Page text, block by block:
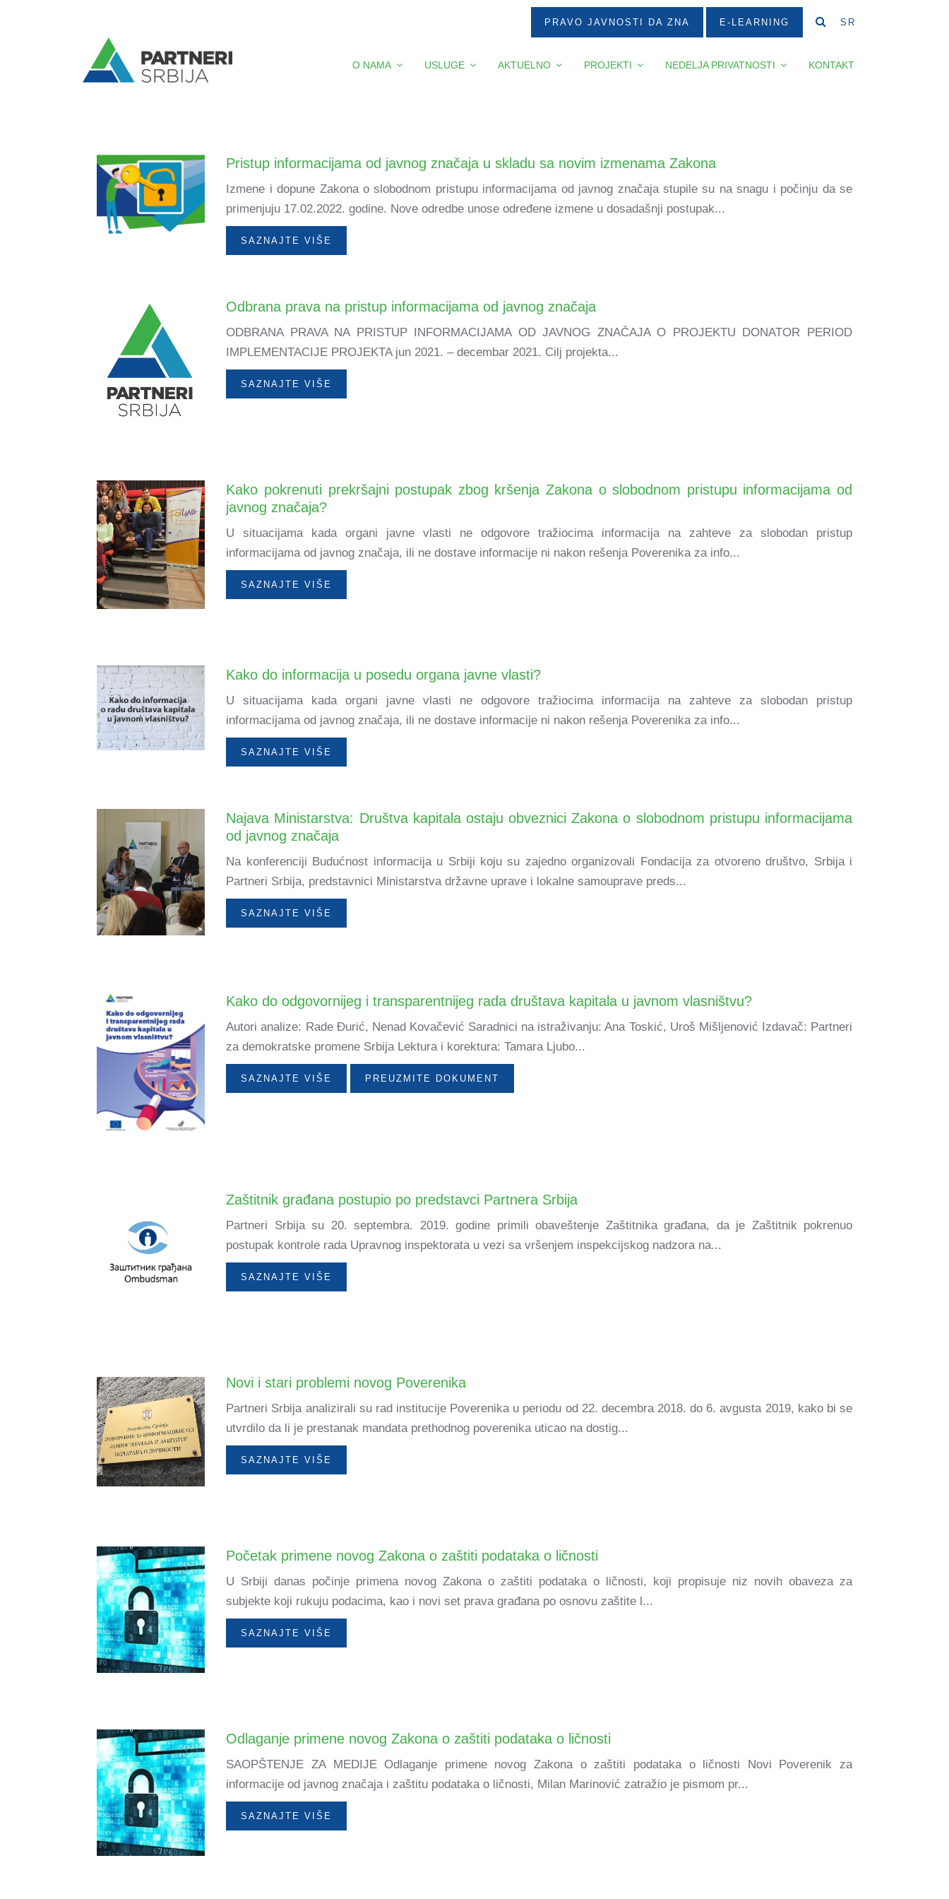
PRAVO JAVNOSTI DA ZNA E-LEARNING SR
O NAMA USLUGE AKTUELNO PROJEKTI NEDELJA PRIVATNOSTI KONTAKT
Pristup informacijama od javnog značaja u skladu sa novim izmenama Zakona
Izmene i dopune Zakona o slobodnom pristupu informacijama od javnog značaja stupile su na snagu i počinju da se
primenjuju 17.02.2022. godine. Nove odredbe unose određene izmene u dosadašnji postupak...
SAZNAJTE VIŠE
Odbrana prava na pristup informacijama od javnog značaja
ODBRANA PRAVA NA PRISTUP INFORMACIJAMA OD JAVNOG ZNAČAJA O PROJEKTU DONATOR PERIOD
IMPLEMENTACIJE PROJEKTA jun 2021. – decembar 2021. Cilj projekta...
SAZNAJTE VIŠE
Kako pokrenuti prekršajni postupak zbog kršenja Zakona o slobodnom pristupu informacijama od
javnog značaja?
U situacijama kada organi javne vlasti ne odgovore tražiocima informacija na zahteve za slobodan pristup
informacijama od javnog značaja, ili ne dostave informacije ni nakon rešenja Poverenika za info...
SAZNAJTE VIŠE
Kako do informacija u posedu organa javne vlasti?
U situacijama kada organi javne vlasti ne odgovore tražiocima informacija na zahteve za slobodan pristup
informacijama od javnog značaja, ili ne dostave informacije ni nakon rešenja Poverenika za info...
SAZNAJTE VIŠE
Najava Ministarstva: Društva kapitala ostaju obveznici Zakona o slobodnom pristupu informacijama
od javnog značaja
Na konferenciji Budućnost informacija u Srbiji koju su zajedno organizovali Fondacija za otvoreno društvo, Srbija i
Partneri Srbija, predstavnici Ministarstva državne uprave i lokalne samouprave preds...
SAZNAJTE VIŠE
Kako do odgovornijeg i transparentnijeg rada društava kapitala u javnom vlasništvu?
Autori analize: Rade Đurić, Nenad Kovačević Saradnici na istraživanju: Ana Toskić, Uroš Mišljenović Izdavač: Partneri
za demokratske promene Srbija Lektura i korektura: Tamara Ljubo...
SAZNAJTE VIŠE PREUZMITE DOKUMENT
Zaštitnik građana postupio po predstavci Partnera Srbija
Partneri Srbija su 20. septembra. 2019. godine primili obaveštenje Zaštitnika građana, da je Zaštitnik pokrenuo
postupak kontrole rada Upravnog inspektorata u vezi sa vršenjem inspekcijskog nadzora na...
SAZNAJTE VIŠE
Novi i stari problemi novog Poverenika
Partneri Srbija analizirali su rad institucije Poverenika u periodu od 22. decembra 2018. do 6. avgusta 2019, kako bi se
utvrdilo da li je prestanak mandata prethodnog poverenika uticao na dostig...
SAZNAJTE VIŠE
Početak primene novog Zakona o zaštiti podataka o ličnosti
U Srbiji danas počinje primena novog Zakona o zaštiti podataka o ličnosti, koji propisuje niz novih obaveza za
subjekte koji rukuju podacima, kao i novi set prava građana po osnovu zaštite l...
SAZNAJTE VIŠE
Odlaganje primene novog Zakona o zaštiti podataka o ličnosti
SAOPŠTENJE ZA MEDIJE Odlaganje primene novog Zakona o zaštiti podataka o ličnosti Novi Poverenik za
informacije od javnog značaja i zaštitu podataka o ličnosti, Milan Marinović zatražio je pismom pr...
SAZNAJTE VIŠE